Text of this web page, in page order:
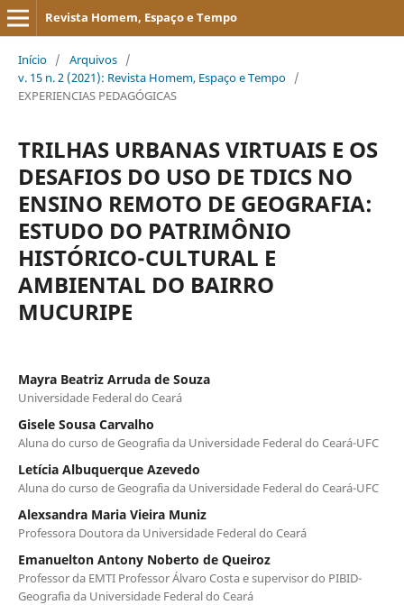
Revista Homem, Espaço e Tempo
Início / Arquivos /
v. 15 n. 2 (2021): Revista Homem, Espaço e Tempo /
EXPERIENCIAS PEDAGÓGICAS
TRILHAS URBANAS VIRTUAIS E OS
DESAFIOS DO USO DE TDICS NO
ENSINO REMOTO DE GEOGRAFIA:
ESTUDO DO PATRIMÔNIO
HISTÓRICO-CULTURAL E
AMBIENTAL DO BAIRRO
MUCURIPE
Mayra Beatriz Arruda de Souza
Universidade Federal do Ceará
Gisele Sousa Carvalho
Aluna do curso de Geografia da Universidade Federal do Ceará-UFC
Letícia Albuquerque Azevedo
Aluna do curso de Geografia da Universidade Federal do Ceará-UFC
Alexsandra Maria Vieira Muniz
Professora Doutora da Universidade Federal do Ceará
Emanuelton Antony Noberto de Queiroz
Professor da EMTI Professor Álvaro Costa e supervisor do PIBID-
Geografia da Universidade Federal do Ceará